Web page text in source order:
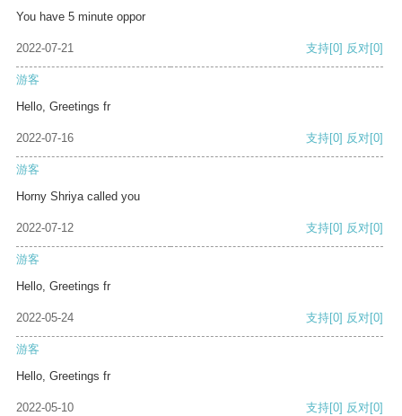
You have 5 minute oppor
2022-07-21 支持[0] 反对[0]
游客
Hello, Greetings fr
2022-07-16 支持[0] 反对[0]
游客
Horny Shriya called you
2022-07-12 支持[0] 反对[0]
游客
Hello, Greetings fr
2022-05-24 支持[0] 反对[0]
游客
Hello, Greetings fr
2022-05-10 支持[0] 反对[0]